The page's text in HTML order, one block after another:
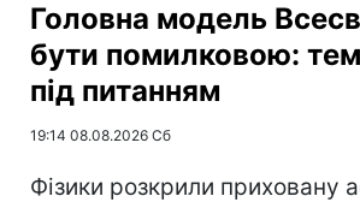
Головна модель
бути помилковою:
під питанням
19:14 08.08.2026 Сб
Фізики розкрили приховану